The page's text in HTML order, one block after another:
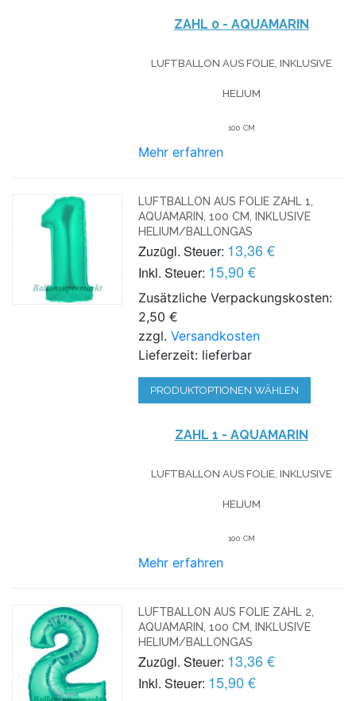
ZAHL 0 - AQUAMARIN
LUFTBALLON AUS FOLIE, INKLUSIVE
HELIUM
100 CM
Mehr erfahren
LUFTBALLON AUS FOLIE ZAHL 1,
AQUAMARIN, 100 CM, INKLUSIVE
HELIUM/BALLONGAS
Zuzügl. Steuer: 13,36 €
Inkl. Steuer: 15,90 €
Zusätzliche Verpackungskosten:
2,50 €
zzgl.Versandkosten
Lieferzeit: lieferbar
PRODUKTOPTIONEN WÄHLEN
ZAHL 1 - AQUAMARIN
LUFTBALLON AUS FOLIE, INKLUSIVE
HELIUM
100 CM
Mehr erfahren
LUFTBALLON AUS FOLIE ZAHL 2,
AQUAMARIN, 100 CM, INKLUSIVE
HELIUM/BALLONGAS
Zuzügl. Steuer: 13,36 €
Inkl. Steuer: 15,90 €